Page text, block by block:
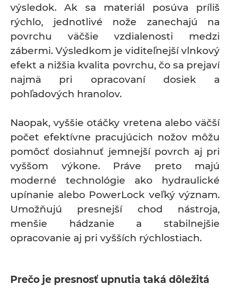
výsledok. Ak sa materiál posúva príliš
rýchlo, jednotlivé nože zanechajú na
povrchu väčšie vzdialenosti medzi
zábermi. Výsledkom je viditeľnejší vlnkový
efekt a nižšia kvalita povrchu, čo sa prejaví
najmä pri opracovaní dosiek a
pohľadových hranolov.
Naopak, vyššie otáčky vretena alebo väčší
počet efektívne pracujúcich nožov môžu
pomôcť dosiahnuť jemnejší povrch aj pri
vyššom výkone. Práve preto majú
moderné technológie ako hydraulické
upínanie alebo PowerLock veľký význam.
Umožňujú presnejší chod nástroja,
menšie hádzanie a stabilnejšie
opracovanie aj pri vyšších rýchlostiach.
Prečo je presnosť upnutia taká dôležitá